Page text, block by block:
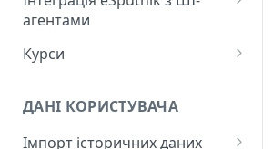
Розумні кампанії з eSputnik:
практичний гід по ШІ
старт
Поширені питання:
Підключення МФА
Керування користувачами
агентами
Налаштування плагіна Yespo
для Claude Code та Claude
Налаштування плагіна Yespo
для OpenAI Codex
Курси
ДАНІ КОРИСТУВАЧА
Імпорт історичних даних